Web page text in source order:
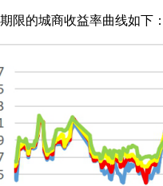
的城商收益率曲线如下